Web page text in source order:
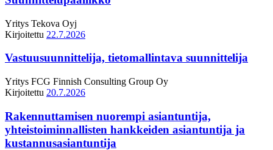
Yritys Tekova Oyj
Kirjoitettu 22.7.2026
Vastuusuunnittelija, tietomallintava suunnittelija
Yritys FCG Finnish Consulting Group Oy
Kirjoitettu 20.7.2026
Rakennuttamisen nuorempi asiantuntija,
yhteistoiminnallisten hankkeiden asiantuntija ja
kustannusasiantuntija